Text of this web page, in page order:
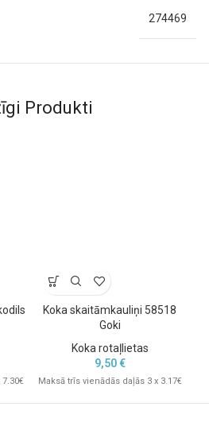
274469
Produkti
Koka skaitāmkauliņi 58518
Goki
Koka rotaļlietas
9,50€
Maksā trīs vienādās daļās 3 x 3.17€